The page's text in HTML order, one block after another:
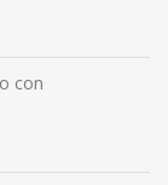
con